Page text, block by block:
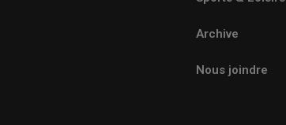
Archive
Nous joindre